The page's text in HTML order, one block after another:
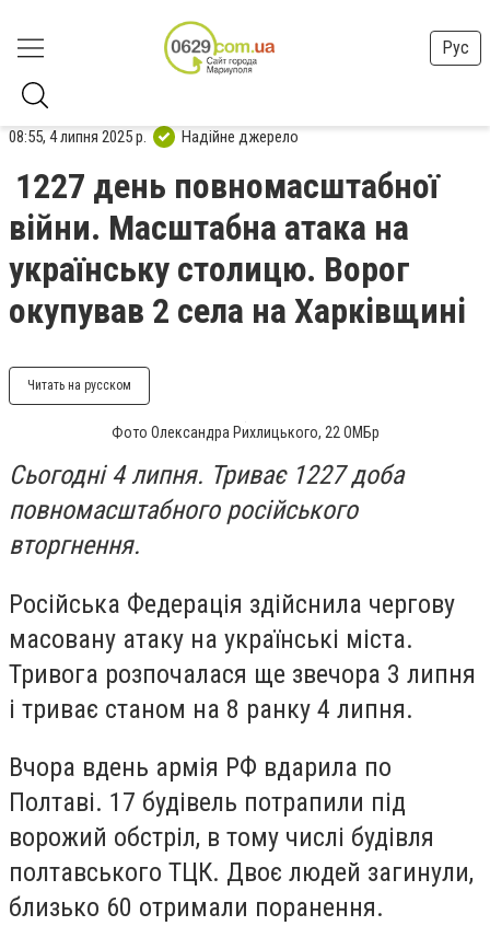
Рус
08:55, 4 липня 2025 р. Надійне джерело
1227 день повномасштабної
війни. Масштабна атака на
українську столицю. Ворог
окупував 2 села на Харківщині
Читать на русском
Фото Олександра Рихлицького, 22 ОМБр
Сьогодні 4 липня. Триває 1227 доба
повномасштабного російського
вторгнення.
Російська Федерація здійснила чергову
масовану атаку на українські міста.
Тривога розпочалася ще звечора 3 липня
і триває станом на 8 ранку 4 липня.
Вчора вдень армія РФ вдарила по
Полтаві. 17 будівель потрапили під
ворожий обстріл, в тому числі будівля
полтавського ТЦК. Двоє людей загинули,
близько 60 отримали поранення.